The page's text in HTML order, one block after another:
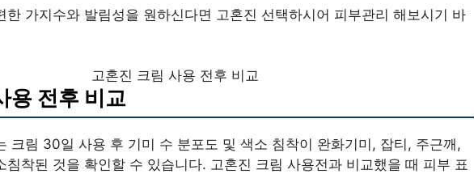
한 가지수와 발림성을 원하신다면 고혼진 선택하시어 피부관리 해보시기 바
고혼진 크림 사용 전후 비교
용 전후 비교
크림 30일 사용 후 기미 수 분포도 및 색소 침착이 완화기미, 잡티, 주근깨,
침착된 것을 확인할 수 있습니다. 고혼진 크림 사용전과 비교했을 때 피부 표